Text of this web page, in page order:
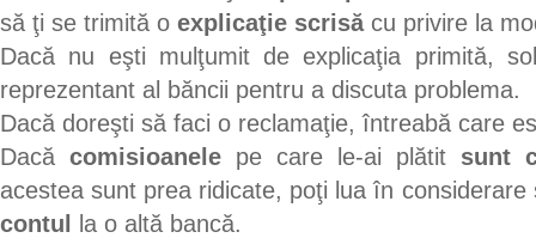
să ţi se trimită o explicaţie scrisăcu privire la
Dacă nu eşti mulţumit de explicaţia primită,
reprezentant al băncii pentru a discuta problema.
Dacă doreşti să faci o reclamaţie, întreabă care
Dacă comisioanele pe care le-ai plătit sunt
acestea sunt prea ridicate, poţi lua în
contul la o altă bancă.